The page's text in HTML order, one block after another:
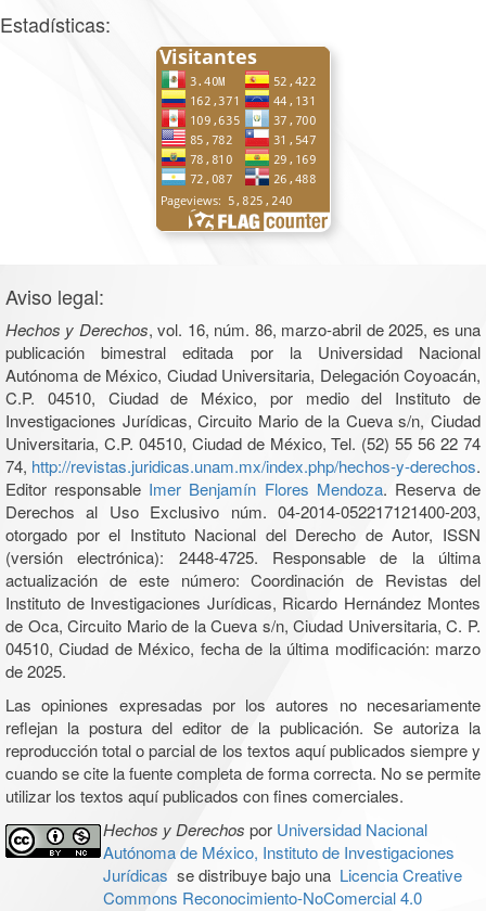
Estadísticas:
Aviso legal:
Hechos y Derechos, vol. 16, núm. 86, marzo-abril de 2025, es una
publicación bimestral editada por la Universidad Nacional
Autónoma de México, Ciudad Universitaria, Delegación Coyoacán,
C.P. 04510, Ciudad de México, por medio del Instituto de
Investigaciones Jurídicas, Circuito Mario de la Cueva s/n, Ciudad
Universitaria, C.P. 04510, Ciudad de México, Tel. (52) 55 56 22 74
74, http://revistas.juridicas.unam.mx/index.php/hechos-y-derechos.
Editor responsable Imer Benjamín Flores Mendoza. Reserva de
Derechos al Uso Exclusivo núm. 04-2014-052217121400-203,
otorgado por el Instituto Nacional del Derecho de Autor, ISSN
(versión electrónica): 2448-4725. Responsable de la última
actualización de este número: Coordinación de Revistas del
Instituto de Investigaciones Jurídicas, Ricardo Hernández Montes
de Oca, Circuito Mario de la Cueva s/n, Ciudad Universitaria, C. P.
04510, Ciudad de México, fecha de la última modificación: marzo
de 2025.
Las opiniones expresadas por los autores no necesariamente
reflejan la postura del editor de la publicación. Se autoriza la
reproducción total o parcial de los textos aquí publicados siempre y
cuando se cite la fuente completa de forma correcta. No se permite
utilizar los textos aquí publicados con fines comerciales.
Hechos y Derechos por Universidad Nacional
Autónoma de México, Instituto de Investigaciones
Jurídicas se distribuye bajo una Licencia Creative
Commons Reconocimiento-NoComercial 4.0